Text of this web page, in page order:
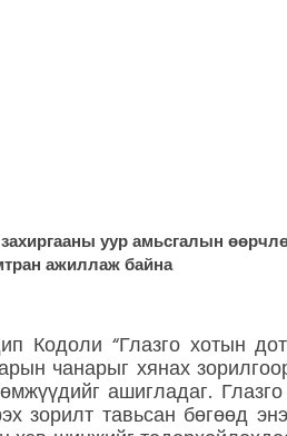
уур амьсгалын
ажиллаж байна
Кодоли “Глазго хотын
чанарыг хянах
ашигладаг.
зорилт тавьсан бөгөөд